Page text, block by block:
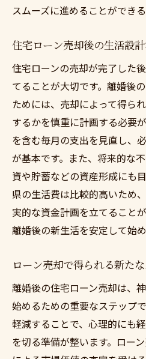
スムーズに進めることができる
住宅ローン売却後の生活設
住宅ローンの売却が完了した
てることが大切です。離婚後
ためには、売却によって得ら
するかを慎重に計画する必要
を含む毎月の支出を見直し、
が基本です。また、将来的な
資や貯蓄などの資産形成にも
県の生活費は比較的高いため
実的な資金計画を立てること
離婚後の新生活を安定して始
ローン売却で得られる新た
離婚後の住宅ローン売却は、
始めるための重要なステップ
軽減することで、心理的にも
を切る準備が整います。ロー